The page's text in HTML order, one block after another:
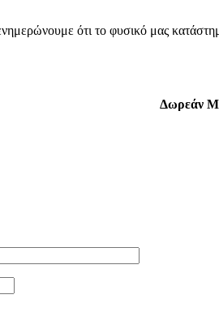
ότι το φυσικό μας
Δωρεάν